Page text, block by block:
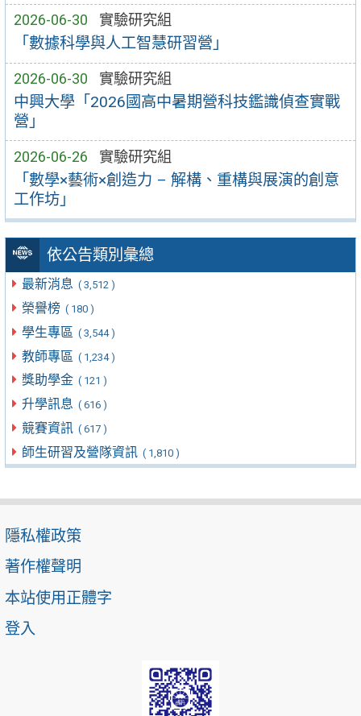
2026-06-30 實驗研究組
「數據科學與人工智慧研習營」
2026-06-30 實驗研究組
中興大學「2026國高中暑期營科技鑑識偵查實戰
營」
2026-06-26 實驗研究組
「數學×藝術×創造力 – 解構、重構與展演的創意
工作坊」
依公告類別彙總
最新消息 ( 3,512 )
榮譽榜 ( 180 )
學生專區 ( 3,544 )
教師專區 ( 1,234 )
獎助學金 ( 121 )
升學訊息 ( 616 )
競賽資訊 ( 617 )
師生研習及營隊資訊 ( 1,810 )
隱私權政策
著作權聲明
本站使用正體字
登入